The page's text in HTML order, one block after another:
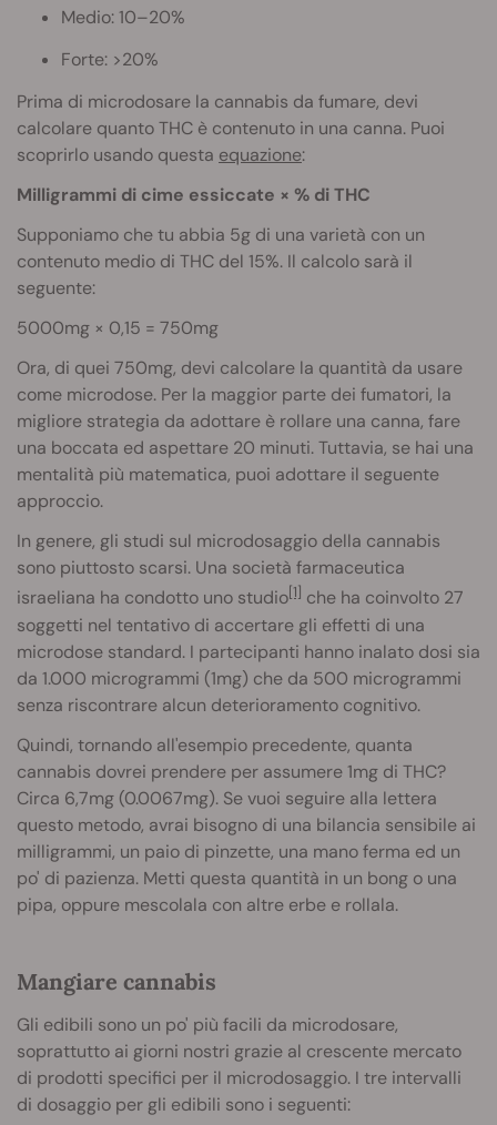
Medio: 10–20%
Forte: >20%
Prima di microdosare la cannabis da fumare, devi
calcolare quanto THC è contenuto in una canna. Puoi
scoprirlo usando questa equazione:
Milligrammi di cime essiccate × % di THC
Supponiamo che tu abbia 5g di una varietà con un
contenuto medio di THC del 15%. Il calcolo sarà il
seguente:
5000mg × 0,15 = 750mg
Ora, di quei 750mg, devi calcolare la quantità da usare
come microdose. Per la maggior parte dei fumatori, la
migliore strategia da adottare è rollare una canna, fare
una boccata ed aspettare 20 minuti. Tuttavia, se hai una
mentalità più matematica, puoi adottare il seguente
approccio.
In genere, gli studi sul microdosaggio della cannabis
sono piuttosto scarsi. Una società farmaceutica
israeliana ha condotto uno studio[1] che ha coinvolto 27
soggetti nel tentativo di accertare gli effetti di una
microdose standard. I partecipanti hanno inalato dosi sia
da 1.000 microgrammi (1mg) che da 500 microgrammi
senza riscontrare alcun deterioramento cognitivo.
Quindi, tornando all'esempio precedente, quanta
cannabis dovrei prendere per assumere 1mg di THC?
Circa 6,7mg (0.0067mg). Se vuoi seguire alla lettera
questo metodo, avrai bisogno di una bilancia sensibile ai
milligrammi, un paio di pinzette, una mano ferma ed un
po' di pazienza. Metti questa quantità in un bong o una
pipa, oppure mescolala con altre erbe e rollala.
Mangiare cannabis
Gli edibili sono un po' più facili da microdosare,
soprattutto ai giorni nostri grazie al crescente mercato
di prodotti specifici per il microdosaggio. I tre intervalli
di dosaggio per gli edibili sono i seguenti: